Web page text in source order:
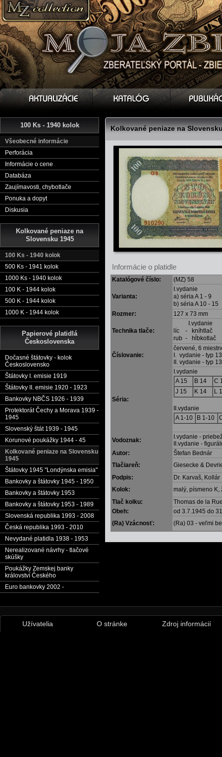
100 Ks - 1940 kolok
Všeobecné informácie
Perforácia
Informácie o cene
Databáza
Zaujímavosti, chybotlače
Ponuka a dopyt
Diskusia
Kolkované peniaze na
Slovensku 1945
100 Ks - 1940 kolok
500 Ks - 1941 kolok
1000 Ks - 1940 kolok
100 K - 1944 kolok
500 K - 1944 kolok
1000 K - 1944 kolok
Papierové platidlá
Československa
Dočasné štátovky - kolok
Československo
Štátovky I. emisie 1919
Štátovky II. emisie 1920 - 1923
Bankovky NBČS 1926 - 1939
Protektorát Čechy a Morava 1939 -
1945
Slovenský štát 1939 - 1945
Korunové poukážky 1944 - 45
Kolkované peniaze na Slovensku
1945
Štátovky 1945 "Londýnska emisia"
Bankovky a štátovky 1945 - 1950
Bankovky a štátovky 1953
Bankovky a štátovky 1953 - 1989
Slovenská republika 1993 - 2008
Česká republika 1993 - 2010
Nevydané platidla 1938 - 1953
Nerealizované návrhy - tlačové
skúšky
Poukážky Zemskej banky
království Českého
Euro bankovky 2002 -
Kolkované peniaze na
Informácie o platidle
Katalógové číslo: (MZ) 58
Varianta:
I.vydanie
a) séria A 1 - 9
b) séria A 10 -
Rozmer:
127 x 73 mm
Technika tlače:
I.vydanie
líc -
rub -
Číslovanie:
červené, 6
I. vydanie - typ
II. vydanie - typ
Séria:
I.vydanie
A 15
B 14
C
J 15
K 14 L
II.vydanie
A 1-10
B 1-10
Vodoznak:
I.vydanie -
II.vydanie -
Autor:
Štefan Bednár
Tlačiareň:
Giesecke &
Podpis:
Dr. Karvaš, Kollár
Kolok:
malý, písmeno K,
Tlač kolku:
Thomas de la
Obeh:
od 3.7.1945 do
(Ra) Vzácnosť:
(Ra) 03 - veľmi
Užívatelia O stránke Zdroj informácií